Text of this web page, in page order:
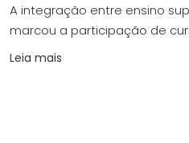
A integração entre ensino
marcou a participação de
Leia mais